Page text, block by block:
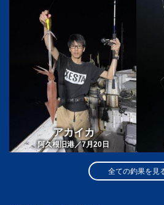
アカイカ
阿久根旧港／7月20日
全ての釣果を見